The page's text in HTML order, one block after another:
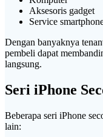
Aksesoris gadget
Service
Dengan banyaknya
pembeli dapat
langsung.
Seri iPhone
Beberapa seri iPhone
lain: